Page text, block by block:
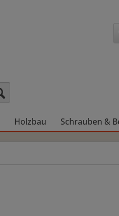
Holzbau Schrauben &